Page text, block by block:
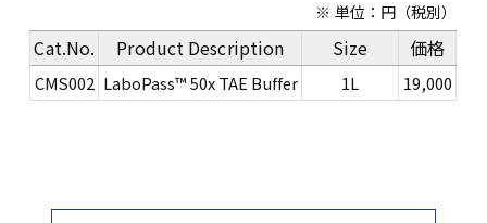
※ 単位：円（税別）
Cat.No. Product Description Size 価格
CMS002 LaboPass™ 50x TAE Buffer 1L 19,000